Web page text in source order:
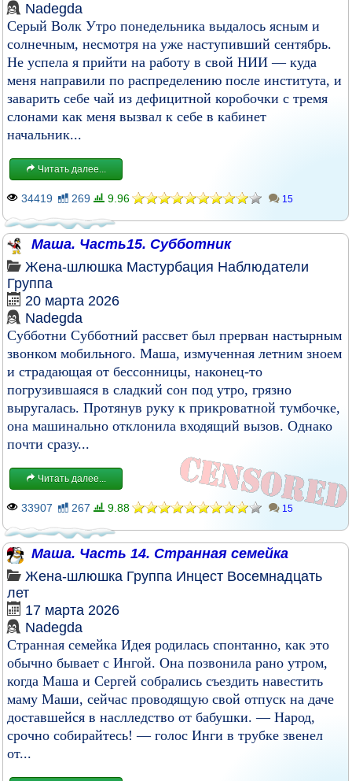
Nadegda
Серый Волк Утро понедельника выдалось ясным и
солнечным, несмотря на уже наступивший сентябрь.
Не успела я прийти на работу в свой НИИ — куда
меня направили по распределению после института, и
заварить себе чай из дефицитной коробочки с тремя
слонами как меня вызвал к себе в кабинет
начальник...
Читать далее...
34419 269 9.96 15
Маша. Часть15. Субботник
Жена-шлюшка Мастурбация Наблюдатели
Группа
20 марта 2026
Nadegda
Субботни Субботний рассвет был прерван настырным
звонком мобильного. Маша, измученная летним зноем
и страдающая от бессонницы, наконец-то
погрузившаяся в сладкий сон под утро, грязно
выругалась. Протянув руку к прикроватной тумбочке,
она машинально отклонила входящий вызов. Однако
почти сразу...
Читать далее...
33907 267 9.88 15
Маша. Часть 14. Странная семейка
Жена-шлюшка Группа Инцест Восемнадцать
лет
17 марта 2026
Nadegda
Странная семейка Идея родилась спонтанно, как это
обычно бывает с Ингой. Она позвонила рано утром,
когда Маша и Сергей собрались съездить навестить
маму Маши, сейчас проводящую свой отпуск на даче
доставшейся в наслледство от бабушки. — Народ,
срочно собирайтесь! — голос Инги в трубке звенел
от...